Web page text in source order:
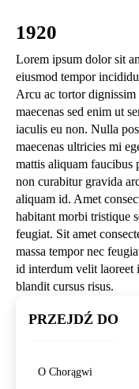
1920
Lorem ipsum dolor sit
eiusmod tempor
Arcu ac tortor
maecenas sed enim ut
iaculis eu non. Nulla
maecenas ultricies mi
mattis aliquam faucibus
non curabitur gravida
aliquam id. Amet
habitant morbi tristique
feugiat. Sit amet
massa tempor nec
id interdum velit laoreet
blandit cursus risus.
PRZEJDŹ DO
O Chorągwi